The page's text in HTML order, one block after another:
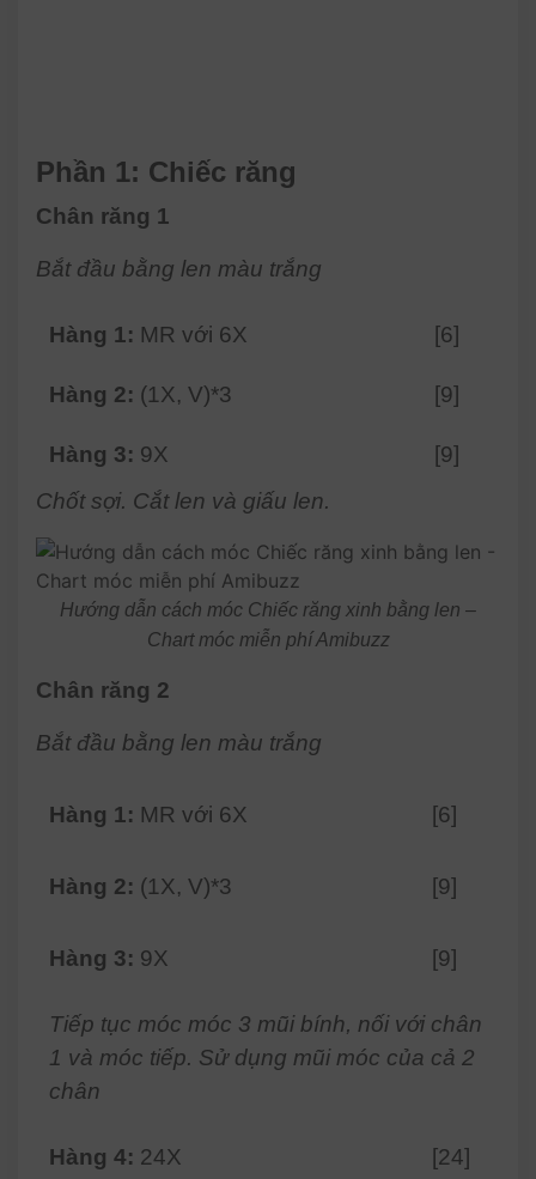
Phần 1: Chiếc răng
Chân răng 1
Bắt đầu bằng len màu trắng
Hàng 1: MR với 6X [6]
Hàng 2: (1X, V)*3 [9]
Hàng 3: 9X
[9]
Chốt sợi. Cắt len và giấu len.
Hướng dẫn cách móc Chiếc răng xinh bằng len –
Chart móc miễn phí Amibuzz
Chân răng 2
Bắt đầu bằng len màu trắng
Hàng 1: MR với 6X [6]
Hàng 2: (1X, V)*3 [9]
Hàng 3: 9X [9]
Tiếp tục móc móc 3 mũi bính, nối với chân
1 và móc tiếp. Sử dụng mũi móc của cả 2
chân
Hàng 4: 24X [24]